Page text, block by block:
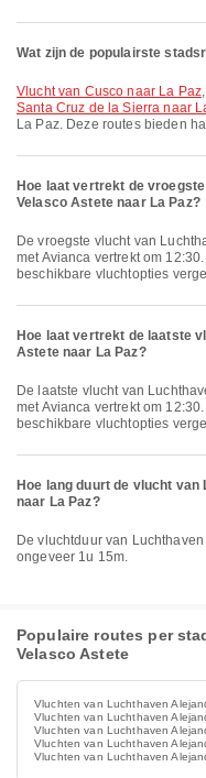
Wat zijn de populairste
vlucht van Cusco naar La Paz
Santa Cruz de la Sierra naar
La Paz. Deze routes bieden
Hoe laat vertrekt de
Velasco Astete naar La Paz?
De vroegste vlucht van Luchthaven Alejandro Velasco Astete naar La Paz
met Avianca vertrekt om
beschikbare vluchtopties
Hoe laat vertrekt de laatste
Astete naar La Paz?
De laatste vlucht van Luchthaven Alejandro Velasco Astete naar La Paz
met Avianca vertrekt om
beschikbare vluchtopties
Hoe lang duurt de vlucht
naar La Paz?
De vluchtduur van Luchthaven Alejandro Velasco Astete naar La Paz is
ongeveer 1u 15m.
Populaire routes per
Velasco Astete
Vluchten van Luchthaven
Vluchten van Luchthaven
Vluchten van Luchthaven
Vluchten van Luchthaven
Vluchten van Luchthaven